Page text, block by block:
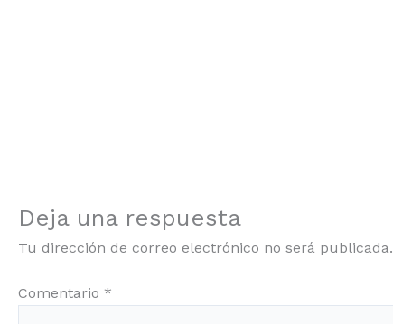
Deja una respuesta
Tu dirección de correo electrónico no será publicada.
Comentario *